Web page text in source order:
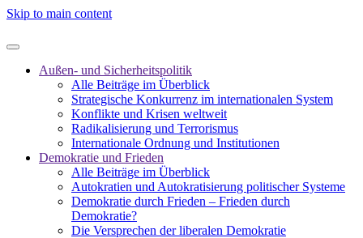
Skip to main content
Außen- und Sicherheitspolitik
Alle Beiträge im Überblick
Strategische Konkurrenz im internationalen System
Konflikte und Krisen weltweit
Radikalisierung und Terrorismus
Internationale Ordnung und Institutionen
Demokratie und Frieden
Alle Beiträge im Überblick
Autokratien und Autokratisierung politischer Systeme
Demokratie durch Frieden – Frieden durch
Demokratie?
Die Versprechen der liberalen Demokratie